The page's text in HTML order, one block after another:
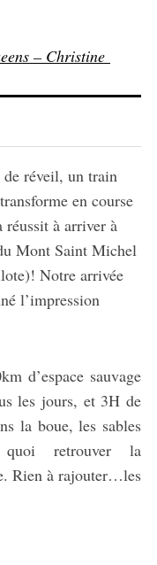
– Christine
réveil, un train
en course
à arriver à
Mont Saint Michel
Notre arrivée
l’impression
d’espace sauvage
les jours, et 3H de
la boue, les sables
quoi retrouver la
Rien à rajouter…les